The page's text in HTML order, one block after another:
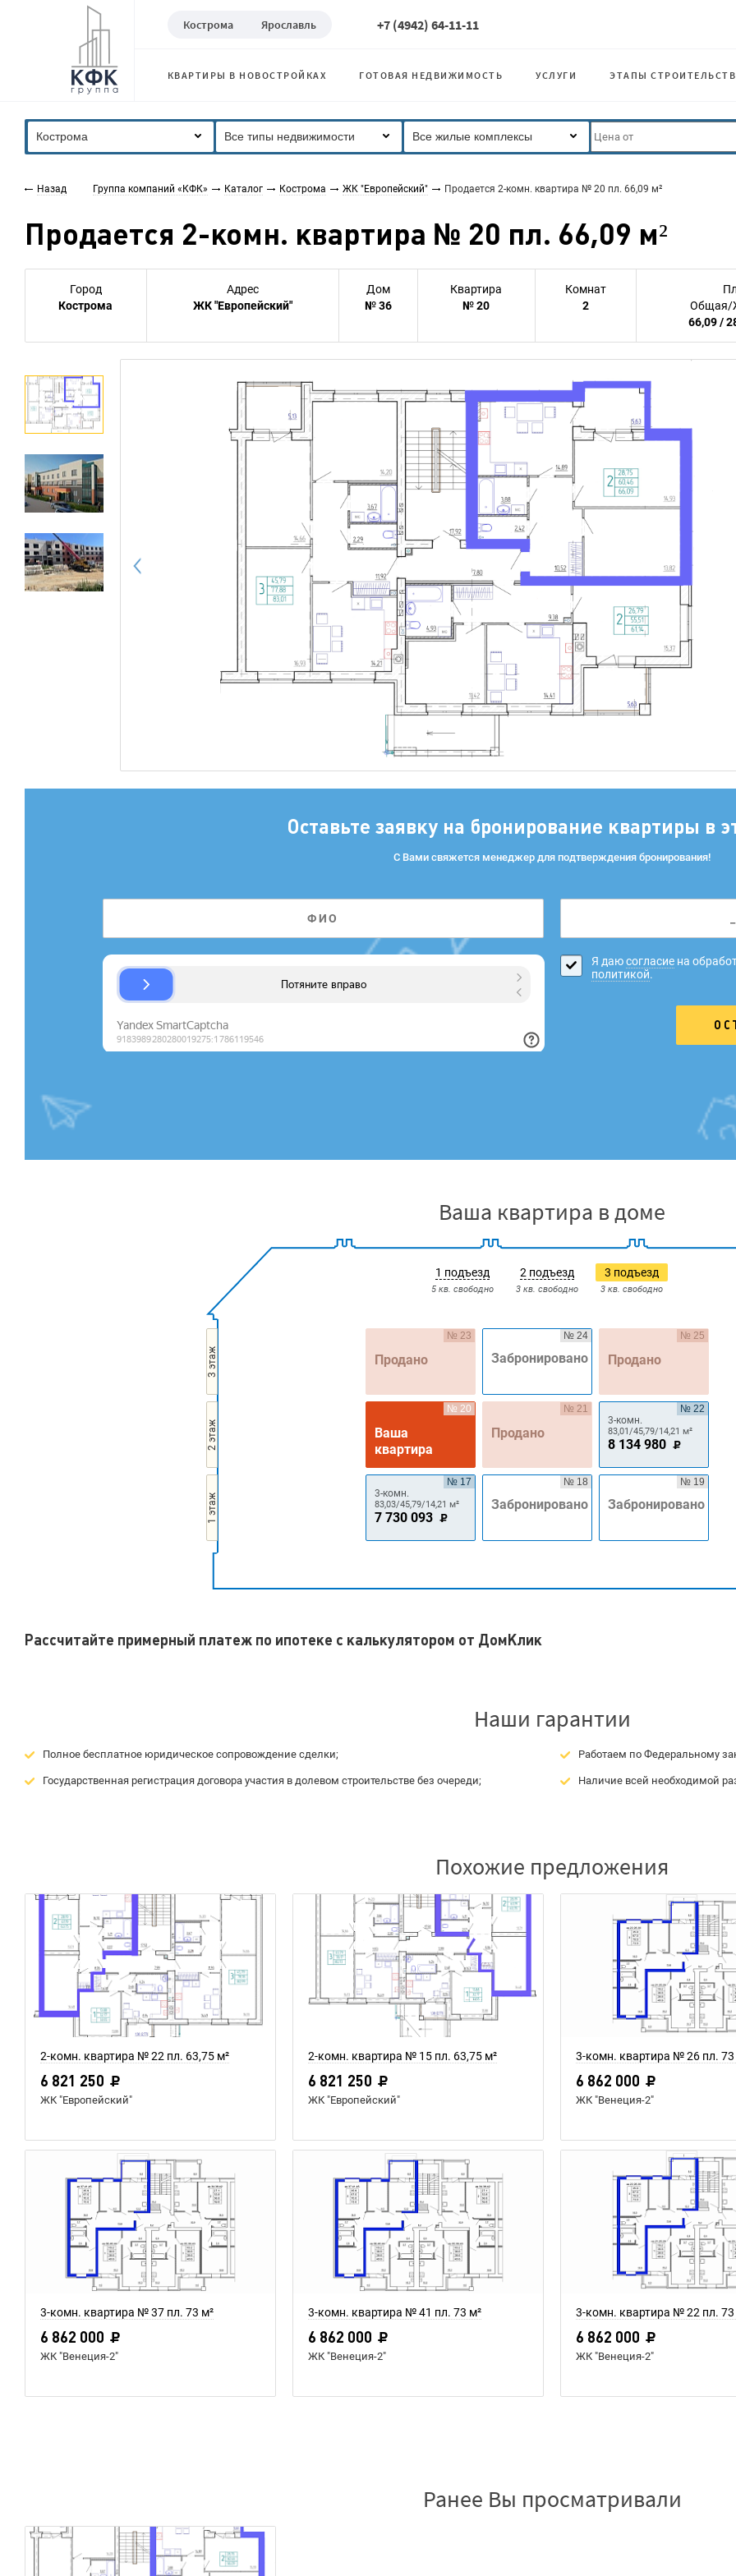
Кострома Ярославль +7 (4942) 64-11-11
КВАРТИРЫ В НОВОСТРОЙКАХ ГОТОВАЯ НЕДВИЖИМОСТЬ УСЛУГИ ЭТАПЫ
Кострома Все типы недвижимости Все жилые комплексы
Назад Группа компаний «КФК» Каталог Кострома ЖК "Европейский" Продается 2-комн. квартира № 20 пл. 66,09 м²
Продается 2-комн. квартира № 20 пл. 66,09 м²
Город
Кострома
Адрес
ЖК "Европейский"
Дом
№ 36
Квартира
№ 20
Комнат
2
Общая/
66,09 /
Оставьте заявку на бронирование квартиры в
С Вами свяжется менеджер для подтверждения бронирования!
Я даюсогласие на
политикой.
Ваша квартира в доме
3 этаж
2 этаж
1 этаж
1 подъезд
5 кв. свободно
2 подъезд
3 кв. свободно
3 подъезд
3 кв. свободно
№ 23
Продано
№ 24
Забронировано
№ 25
Продано
№ 20
Ваша
квартира
№ 21
Продано
№ 22
3-комн.
83,01/45,79/14,21 м²
8 134 980
№ 17
3-комн.
83,03/45,79/14,21 м²
7 730 093
№ 18
Забронировано
№ 19
Забронировано
Рассчитайте примерный платеж по ипотеке с калькулятором от ДомКлик
Наши гарантии
Полное бесплатное юридическое сопровождение сделки;
Государственная регистрация договора участия в долевом строительстве без очереди;
Работаем по Федеральному
Наличие всей необходимой
Похожие предложения
2-комн. квартира № 22 пл. 63,75 м²
6 821 250
ЖК "Европейский"
2-комн. квартира № 15 пл. 63,75 м²
6 821 250
ЖК "Европейский"
3-комн. квартира № 26 пл. 73
6 862 000
ЖК "Венеция-2"
3-комн. квартира № 37 пл. 73 м²
6 862 000
ЖК "Венеция-2"
3-комн. квартира № 41 пл. 73 м²
6 862 000
ЖК "Венеция-2"
3-комн. квартира № 22 пл. 73
6 862 000
ЖК "Венеция-2"
Ранее Вы просматривали